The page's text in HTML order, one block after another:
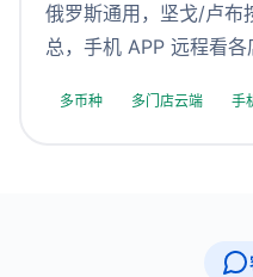
俄罗斯通用，坚戈/卢布
总，手机 APP 远程看各
多币种 多门店云端 手